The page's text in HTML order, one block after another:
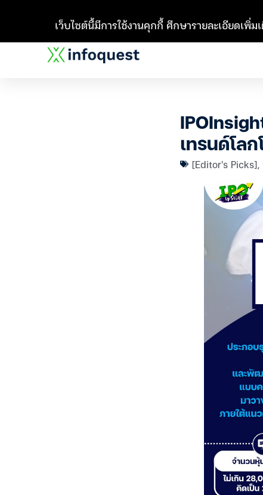
เทรนด์โลก
[Editor's Picks],
เว็บไซต์นี้มีการใช้งานคุกกี้ ศึกษารายละเอียดเพิ่ม